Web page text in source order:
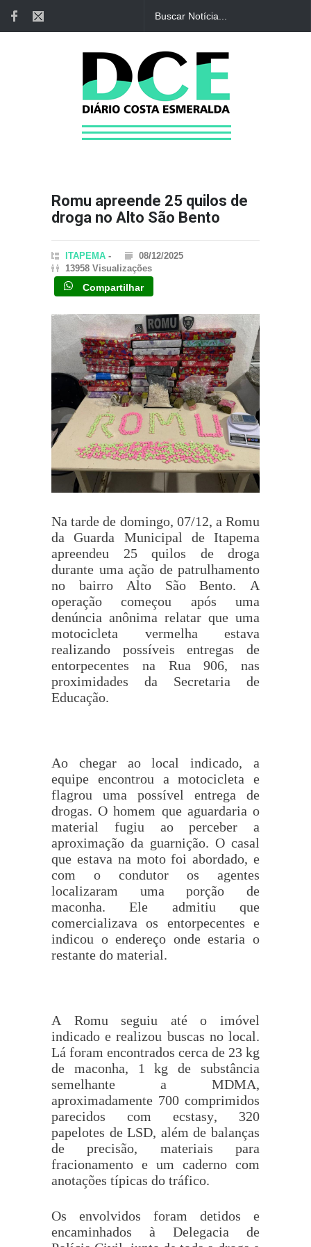
Romu apreende 25 quilos de
droga no Alto São Bento
ITAPEMA -
08/12/2025
13958 Visualizações
Compartilhar
Na tarde de domingo, 07/12, a Romu
da Guarda Municipal de Itapema
apreendeu 25 quilos de droga
durante uma ação de patrulhamento
no bairro Alto São Bento. A
operação começou após uma
denúncia anônima relatar que uma
motocicleta vermelha estava
realizando possíveis entregas de
entorpecentes na Rua 906, nas
proximidades da Secretaria de
Educação.
Ao chegar ao local indicado, a
equipe encontrou a motocicleta e
flagrou uma possível entrega de
drogas. O homem que aguardaria o
material fugiu ao perceber a
aproximação da guarnição. O casal
que estava na moto foi abordado, e
com o condutor os agentes
localizaram uma porção de
maconha. Ele admitiu que
comercializava os entorpecentes e
indicou o endereço onde estaria o
restante do material.
A Romu seguiu até o imóvel
indicado e realizou buscas no local.
Lá foram encontrados cerca de 23 kg
de maconha, 1 kg de substância
semelhante a MDMA,
aproximadamente 700 comprimidos
parecidos com ecstasy, 320
papelotes de LSD, além de balanças
de precisão, materiais para
fracionamento e um caderno com
anotações típicas do tráfico.
Os envolvidos foram detidos e
encaminhados à Delegacia de